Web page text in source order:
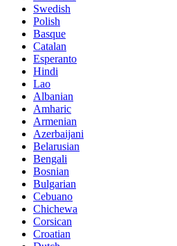
Swedish
Polish
Basque
Catalan
Esperanto
Hindi
Lao
Albanian
Amharic
Armenian
Azerbaijani
Belarusian
Bengali
Bosnian
Bulgarian
Cebuano
Chichewa
Corsican
Croatian